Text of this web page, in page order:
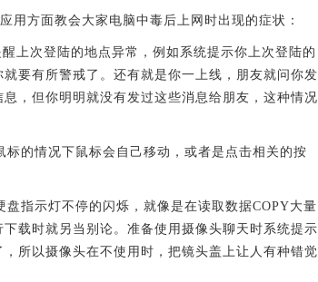
方面教会大家电脑中毒后上网时出现的症状：
次登陆的地点异常，例如系统提示你上次登陆的
要有所警戒了。还有就是你一上线，朋友就问你发
，但你明明就没有发过这些消息给朋友，这种情况
的情况下鼠标会自己移动，或者是点击相关的按
指示灯不停的闪烁，就像是在读取数据COPY大量
载时就另当别论。准备使用摄像头聊天时系统提示
所以摄像头在不使用时，把镜头盖上让人有种错觉